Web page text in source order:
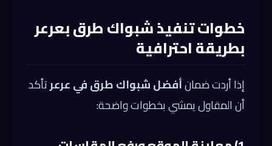
خطوات تنفيذ شبواك طرق بعرعر
بطريقة احترافية
إذا أردت ضمانأفضل شبواك طرق في عرعرتأكد
أن المقاول يمشي بخطوات واضحة: